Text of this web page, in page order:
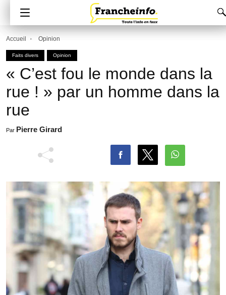
Accueil Opinion
Faits divers Opinion
« C’est fou le monde dans la
rue ! » par un homme dans la
rue
Par Pierre Girard